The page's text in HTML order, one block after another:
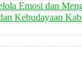
Emosi dan
Kebudayaan